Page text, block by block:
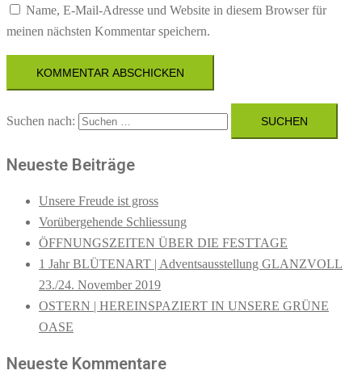
Name, E-Mail-Adresse und Website in diesem Browser für
meinen nächsten Kommentar speichern.
Suchen nach:
Neueste Beiträge
Unsere Freude ist gross
Vorübergehende Schliessung
ÖFFNUNGSZEITEN ÜBER DIE FESTTAGE
1 Jahr BLÜTENART | Adventsausstellung GLANZVOLL
23./24. November 2019
OSTERN | HEREINSPAZIERT IN UNSERE GRÜNE
OASE
Neueste Kommentare